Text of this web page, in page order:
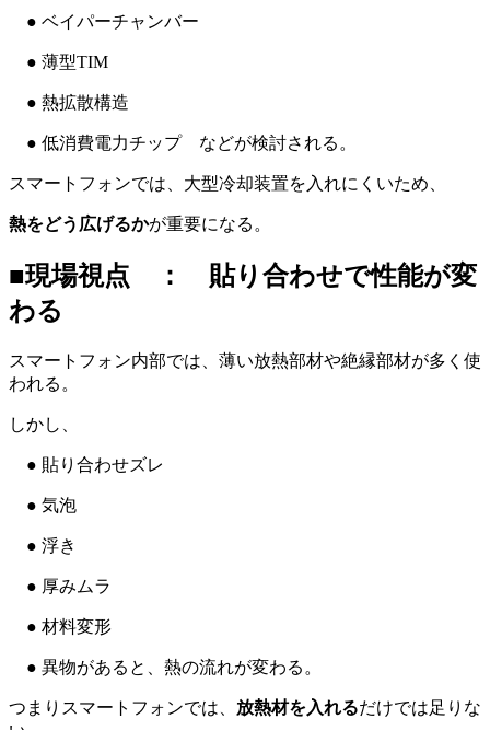
● ベイパーチャンバー
● 薄型TIM
● 熱拡散構造
● 低消費電力チップ などが検討される。
スマートフォンでは、大型冷却装置を入れにくいため、
熱をどう広げるかが重要になる。
■現場視点 ： 貼り合わせで性能が変
わる
スマートフォン内部では、薄い放熱部材や絶縁部材が多く使
われる。
しかし、
● 貼り合わせズレ
● 気泡
● 浮き
● 厚みムラ
● 材料変形
● 異物があると、熱の流れが変わる。
つまりスマートフォンでは、 放熱材を入れるだけでは足りな